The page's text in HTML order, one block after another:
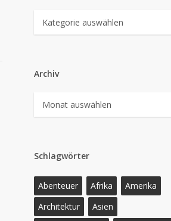
Kategorien
Archiv
Archiv
Schlagwörter
Abenteuer Afrika
Amerika
Architektur
Asien